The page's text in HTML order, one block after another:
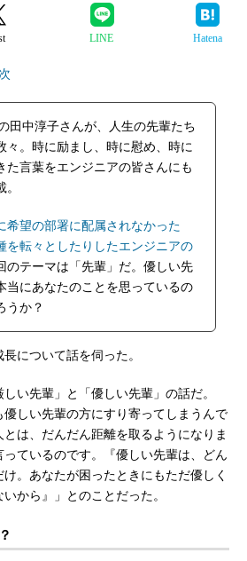
LINE Hatena
田中淳子さんが、人生の先輩たち
々。時に励まし、時に慰め、時に
た言葉をエンジニアの皆さんにも
希望の部署に配属されなかった
を転々としたりしたエンジニアの
のテーマは「先輩」だ。優しい先
当にあなたのことを思っているの
うか？
について話を伺った。
い先輩」と「優しい先輩」の話だ。
優しい先輩の方にすり寄ってしまうんで
は、だんだん距離を取るようになりま
ているのです。『優しい先輩は、どん
。あなたが困ったときにもただ優しく
から』」とのことだった。